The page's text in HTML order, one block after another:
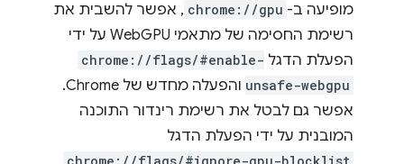
מופיעה ב- chrome://gpu , אפשר להשבית את
רשימת החסימה של מתאמי WebGPU על ידי
הפעלת הדגל chrome://flags/#enable-
unsafe-webgpu
והפעלה מחדש של Chrome.
אפשר גם לבטל את רשימת רינדור התוכנה
המובנית על ידי הפעלת הדגל